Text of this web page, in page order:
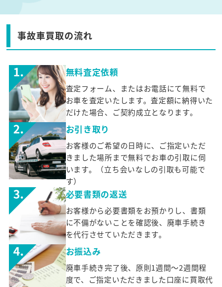
事故車買取の流れ
無料査定依頼
査定フォーム、またはお電話にて無料で
お車を査定いたします。査定額に納得いた
だけた場合、ご契約成立となります。
お引き取り
お客様のご希望の日時に、ご指定いただ
きました場所まで無料でお車の引取に伺
います。（立ち会いなしの引取も可能で
す）
必要書類の返送
お客様から必要書類をお預かりし、書類
に不備がないことを確認後、廃車手続き
を代行させていただきます。
お振込み
廃車手続き完了後、原則1週間～2週間程
度で、ご指定いただきました口座に買取代